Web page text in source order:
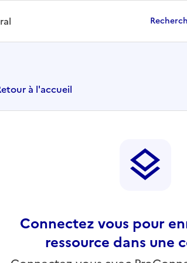
à la page d'accueil
à l'accueil
Connectez vous pour
ressource dans une